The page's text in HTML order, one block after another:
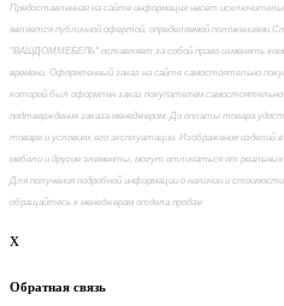
Предоставленная на сайте информация несёт
является публичной офертой, определяемой положениями
"ВАШДОММЕБЕЛЬ" оставляет за собой право изменять
времени. Оформленный заказ на сайте самостоятельно
которой был оформлен заказ покупателем
подтверждения заказа менеджером. До оплаты товара
товаре и условиях его эксплуатации. Изображения
мебели и другие элементы, могут отличаться от реальных
Для получения подробной информации о наличии и
обращайтесь к менеджерам отдела продаж
x
Обратная связь